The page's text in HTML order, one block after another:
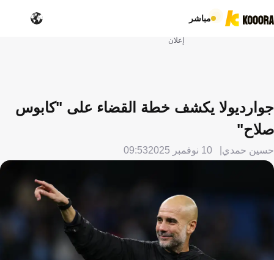
مباشر
إعلان
جوارديولا يكشف خطة القضاء على "كابوس
صلاح"
حسين حمدي 10 نوفمبر 2025 09:53